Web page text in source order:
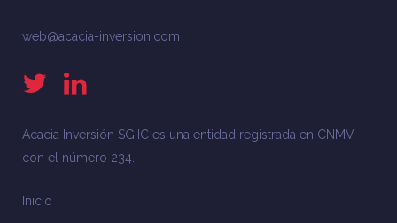
web@acacia-inversion.com
Acacia Inversión SGIIC es una entidad registrada en CNMV
con el número 234.
Inicio